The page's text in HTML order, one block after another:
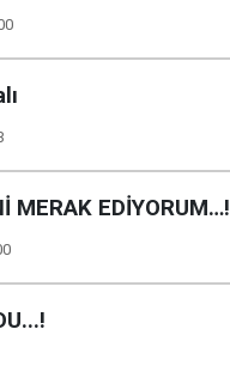
MERAK EDİYORUM…!